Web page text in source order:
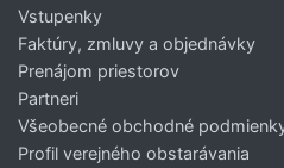
Vstupenky
Faktúry, zmluvy a objednávky
Prenájom priestorov
Partneri
Všeobecné obchodné
Profil verejného obstarávania